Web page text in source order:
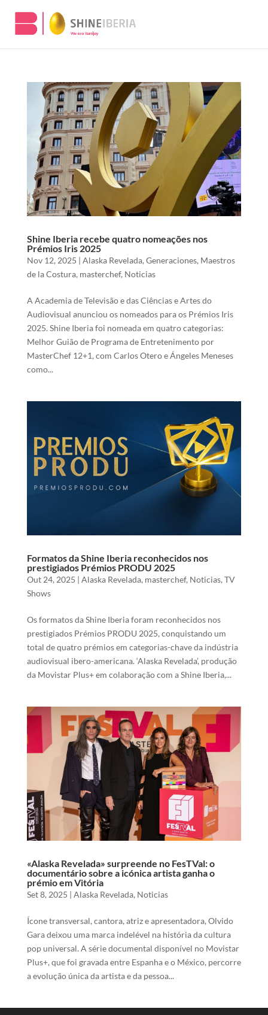
Shine Iberia recebe quatro nomeações nos
Prémios Iris 2025
Nov 12, 2025 | Alaska Revelada, Generaciones, Maestros
de la Costura, masterchef, Noticias
A Academia de Televisão e das Ciências e Artes do
Audiovisual anunciou os nomeados para os Prémios Iris
2025. Shine Iberia foi nomeada em quatro categorias:
Melhor Guião de Programa de Entretenimento por
MasterChef 12+1, com Carlos Otero e Ángeles Meneses
como...
Formatos da Shine Iberia reconhecidos nos
prestigiados Prémios PRODU 2025
Out 24, 2025 | Alaska Revelada, masterchef, Noticias, TV
Shows
Os formatos da Shine Iberia foram reconhecidos nos
prestigiados Prémios PRODU 2025, conquistando um
total de quatro prémios em categorias-chave da indústria
audiovisual ibero-americana. ‘Alaska Revelada’, produção
da Movistar Plus+ em colaboração com a Shine Iberia,...
«Alaska Revelada» surpreende no FesTVal: o
documentário sobre a icónica artista ganha o
prémio em Vitória
Set 8, 2025 | Alaska Revelada, Noticias
Ícone transversal, cantora, atriz e apresentadora, Olvido
Gara deixou uma marca indelével na história da cultura
pop universal. A série documental disponível no Movistar
Plus+, que foi gravada entre Espanha e o México, percorre
a evolução única da artista e da pessoa...